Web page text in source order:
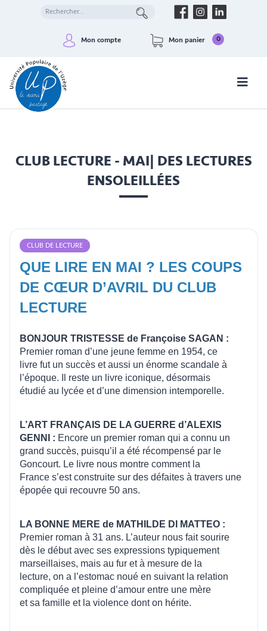
Mon compte Mon panier 0
CLUB LECTURE - MAI| DES LECTURES
ENSOLEILLÉES
CLUB DE LECTURE
QUE LIRE EN MAI ? LES COUPS
DE CŒUR D’AVRIL DU CLUB
LECTURE
BONJOUR TRISTESSE de Françoise SAGAN :
Premier roman d’une jeune femme en 1954, ce
livre fut un succès et aussi un énorme scandale à
l’époque. Il reste un livre iconique, désormais
étudié au lycée et d’une dimension intemporelle.
L’ART FRANÇAIS DE LA GUERRE d’ALEXIS
GENNI : Encore un premier roman qui a connu un
grand succès, puisqu’il a été récompensé par le
Goncourt. Le livre nous montre comment la
France s’est construite sur des défaites à travers une
épopée qui recouvre 50 ans.
LA BONNE MERE de MATHILDE DI MATTEO :
Premier roman à 31 ans. L’auteur nous fait sourire
dès le début avec ses expressions typiquement
marseillaises, mais au fur et à mesure de la
lecture, on a l’estomac noué en suivant la relation
compliquée et pleine d’amour entre une mère
et sa famille et la violence dont on hérite.